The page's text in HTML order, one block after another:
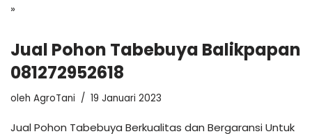
»
Jual Pohon Tabebuya Balikpapan
081272952618
oleh AgroTani 19 Januari 2023
Jual Pohon Tabebuya Berkualitas dan Bergaransi Untuk